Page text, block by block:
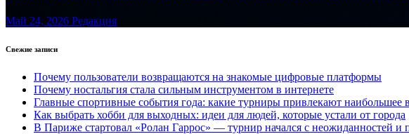
Май 24, 2026 Редакция
Свежие записи
Почему пользователи возвращаются на знакомые цифровые платформы
Почему ностальгия стала сильным инструментом в интернете
Главные спортивные события года: какие турниры привлекают наибольшее
Как выбрать хобби для выходных: идеи для людей, которые устали от города
В Париже стартовал «Ролан Гаррос» — турнир начался с неожиданностей и